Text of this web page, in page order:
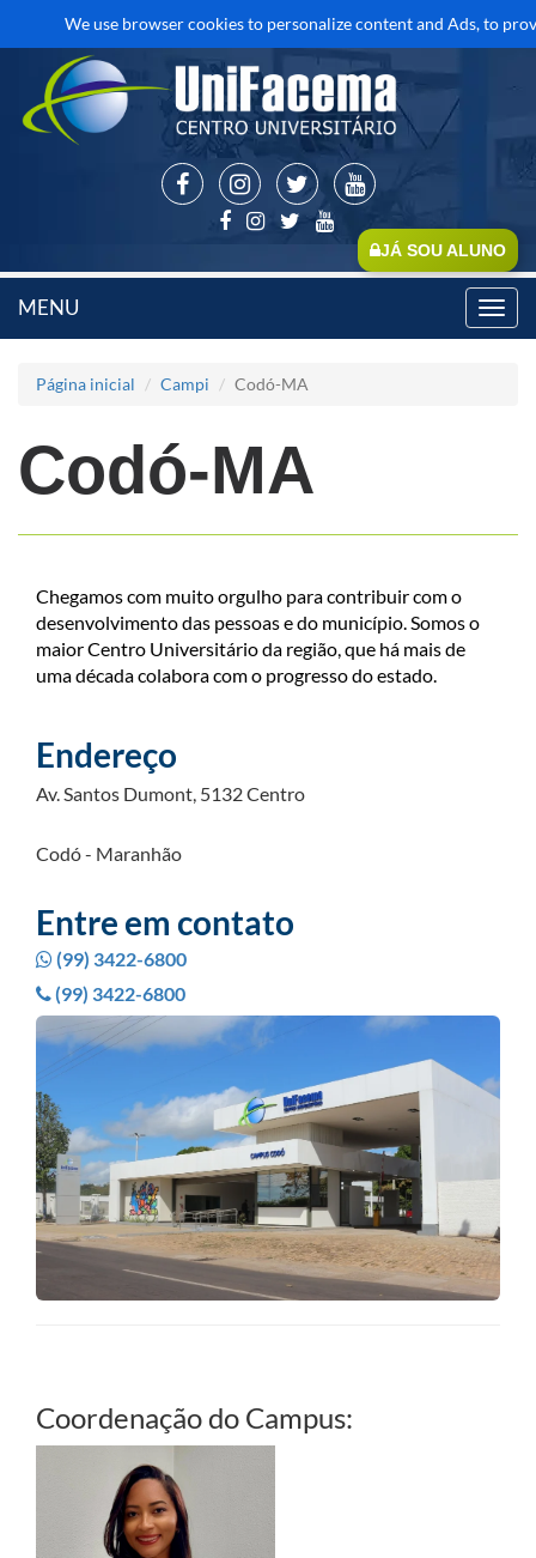
We use browser cookies to personalize content and Ads, to
JÁ SOU ALUNO
MENU
Página inicial Campi Codó-MA
Codó-MA
Chegamos com muito orgulho para contribuir com o
desenvolvimento das pessoas e do município. Somos o
maior Centro Universitário da região, que há mais de
uma década colabora com o progresso do estado.
Endereço
Av. Santos Dumont, 5132 Centro
Codó - Maranhão
Entre em contato
(99) 3422-6800
(99) 3422-6800
Coordenação do Campus: